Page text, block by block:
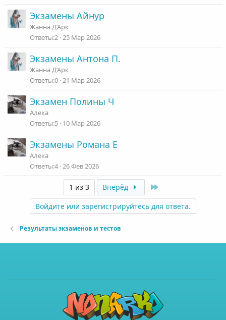
Экзамены Айнур
Жанна Д’Арк
2 25 Мар 2026
Экзамены Антона П.
Жанна Д’Арк
0 21 Мар 2026
Экзамен Полины Ч
Алека
5 10 Мар 2026
Экзамены Романа Е
Алека
4 26 Фев 2026
1 из 3 Вперёд
Войдите или зарегистрируйтесь для ответа.
Результаты экзаменов и тестов